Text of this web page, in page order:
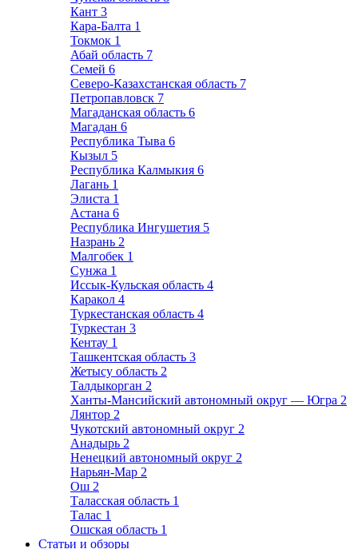
Кант 3
Кара-Балта 1
Токмок 1
Абай область 7
Семей 6
Северо-Казахстанская область 7
Петропавловск 7
Магаданская область 6
Магадан 6
Республика Тыва 6
Кызыл 5
Республика Калмыкия 6
Лагань 1
Элиста 1
Астана 6
Республика Ингушетия 5
Назрань 2
Малгобек 1
Сунжа 1
Иссык-Кульская область 4
Каракол 4
Туркестанская область 4
Туркестан 3
Кентау 1
Ташкентская область 3
Жетысу область 2
Талдыкорган 2
Ханты-Мансийский автономный округ — Югра 2
Лянтор 2
Чукотский автономный округ 2
Анадырь 2
Ненецкий автономный округ 2
Нарьян-Мар 2
Ош 2
Таласская область 1
Талас 1
Ошская область 1
Статьи и обзоры